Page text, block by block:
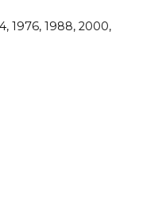
1976, 1988, 2000,